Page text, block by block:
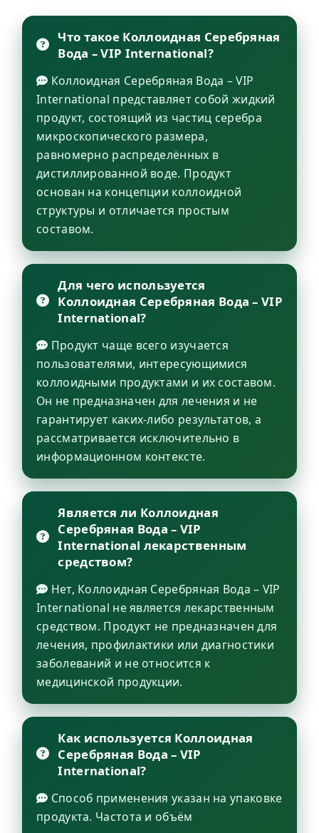
Что такое Коллоидная Серебряная
Вода – VIP International?
Коллоидная Серебряная Вода – VIP
International представляет собой жидкий
продукт, состоящий из частиц серебра
микроскопического размера,
равномерно распределённых в
дистиллированной воде. Продукт
основан на концепции коллоидной
структуры и отличается простым
составом.
Для чего используется
Коллоидная Серебряная Вода – VIP
International?
Продукт чаще всего изучается
пользователями, интересующимися
коллоидными продуктами и их составом.
Он не предназначен для лечения и не
гарантирует каких-либо результатов, а
рассматривается исключительно в
информационном контексте.
Является ли Коллоидная
Серебряная Вода – VIP
International лекарственным
средством?
Нет, Коллоидная Серебряная Вода – VIP
International не является лекарственным
средством. Продукт не предназначен для
лечения, профилактики или диагностики
заболеваний и не относится к
медицинской продукции.
Как используется Коллоидная
Серебряная Вода – VIP
International?
Способ применения указан на упаковке
продукта. Частота и объём